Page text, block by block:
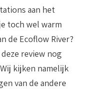
aan het
toch wel warm
de Ecoflow River?
review nog
kijken namelijk
van de andere